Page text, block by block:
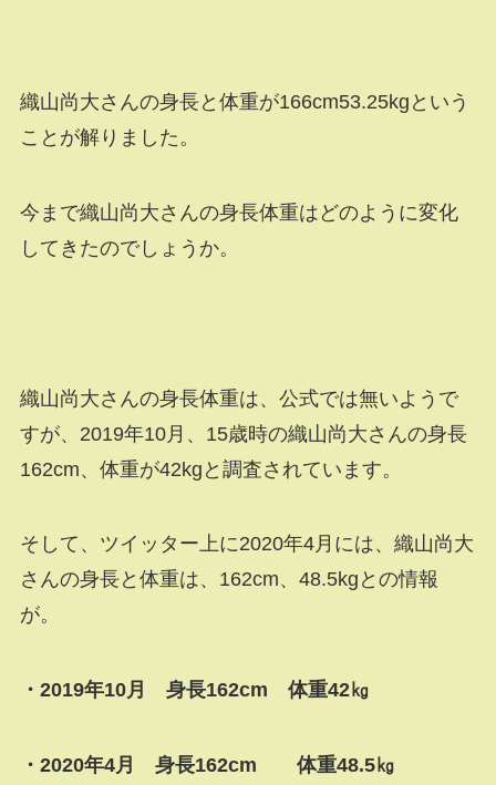
織山尚大さんの身長と体重が166cm53.25kgという
ことが解りました。
今まで織山尚大さんの身長体重はどのように変化
してきたのでしょうか。
織山尚大さんの身長体重は、公式では無いようで
すが、2019年10月、15歳時の織山尚大さんの身長
162cm、体重が42kgと調査されています。
そして、ツイッター上に2020年4月には、織山尚大
さんの身長と体重は、162cm、48.5kgとの情報
が。
・2019年10月 身長162cm 体重42㎏
・2020年4月 身長162cm 体重48.5㎏